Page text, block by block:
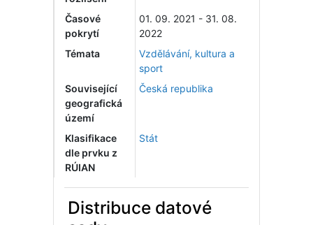
Časové
pokrytí
01. 09. 2021 - 31. 08.
2022
Témata
Vzdělávání, kultura a
sport
Související
geografická
území
Česká republika
Klasifikace
dle prvku z
RÚIAN
Stát
Distribuce datové